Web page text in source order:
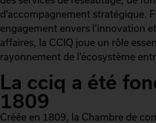
d’accompagnement stratégique.
engagement envers l’innovation
affaires, la CCIQ joue un rôle
rayonnement de l’écosystème
La cciq a été
1809
Créée en 1809, la Chambre de